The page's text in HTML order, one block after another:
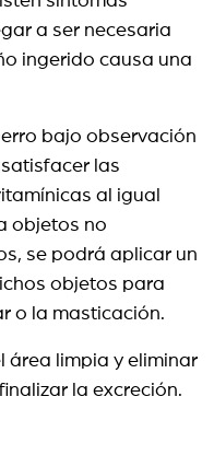
a ser necesaria
ingerido causa una
bajo observación
las
al igual
objetos no
se podrá aplicar un
objetos para
o la masticación.
área limpia y eliminar
la excreción.